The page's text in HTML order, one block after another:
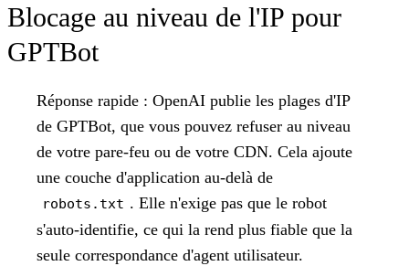
Blocage au niveau de l'IP pour
GPTBot
Réponse rapide : OpenAI publie les plages d'IP
de GPTBot, que vous pouvez refuser au niveau
de votre pare-feu ou de votre CDN. Cela ajoute
une couche d'application au-delà de
robots.txt . Elle n'exige pas que le robot
s'auto-identifie, ce qui la rend plus fiable que la
seule correspondance d'agent utilisateur.